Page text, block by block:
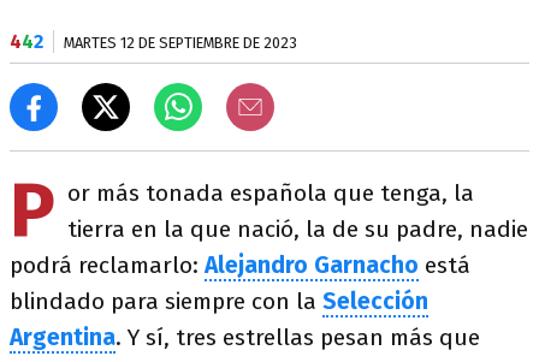
442 MARTES 12 DE SEPTIEMBRE DE 2023
P or más tonada española que tenga, la
tierra en la que nació, la de su padre, nadie
podrá reclamarlo:Alejandro Garnacho está
blindado para siempre con la Selección
Argentina. Y sí, tres estrellas pesan más que